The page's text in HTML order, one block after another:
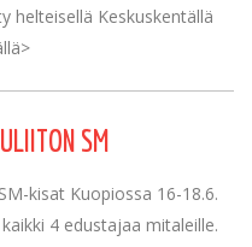
helteisellä Keskuskentällä
SM
kisat Kuopiossa 16-18.6.
4 edustajaa mitaleille.